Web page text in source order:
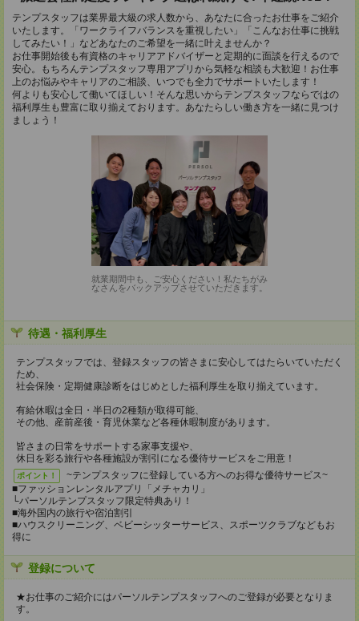
テンプスタッフは業界最大級の求人数から、あなたに合ったお仕事をご紹介
いたします。「ワークライフバランスを重視したい」「こんなお仕事に挑戦
してみたい！」などあなたのご希望を一緒に叶えませんか？
お仕事開始後も有資格のキャリアアドバイザーと定期的に面談を行えるので
安心。もちろんテンプスタッフ専用アプリから気軽な相談も大歓迎！お仕事
上のお悩みやキャリアのご相談、いつでも全力でサポートいたします！
何よりも安心して働いてほしい！そんな思いからテンプスタッフならではの
福利厚生も豊富に取り揃えております。あなたらしい働き方を一緒に見つけ
ましょう！
就業期間中も、ご安心ください！私たちがみ
なさんをバックアップさせていただきます。
待遇・福利厚生
テンプスタッフでは、登録スタッフの皆さまに安心してはたらいていただく
ため、
社会保険・定期健康診断をはじめとした福利厚生を取り揃えています。
有給休暇は全日・半日の2種類が取得可能、
その他、産前産後・育児休業など各種休暇制度があります。
皆さまの日常をサポートする家事支援や、
休日を彩る旅行や各種施設が割引になる優待サービスをご用意！
ポイント！
~テンプスタッフに登録している方へのお得な優待サービス~
■ファッションレンタルアプリ「メチャカリ」
└パーソルテンプスタッフ限定特典あり！
■海外国内の旅行や宿泊割引
■ハウスクリーニング、ベビーシッターサービス、スポーツクラブなどもお
得に
登録について
★お仕事のご紹介にはパーソルテンプスタッフへのご登録が必要となりま
す。